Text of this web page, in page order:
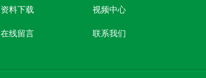
资料下载 视频中心
在线留言 联系我们